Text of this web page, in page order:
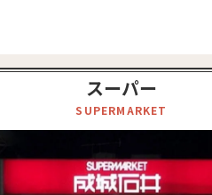
スーパー
SUPERMARKET